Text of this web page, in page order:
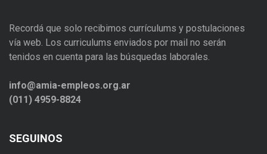
Recordá que solo recibimos currículums y postulaciones
vía web. Los curriculums enviados por mail no serán
tenidos en cuenta para las búsquedas laborales.
info@amia-empleos.org.ar
(011) 4959-8824
SEGUINOS